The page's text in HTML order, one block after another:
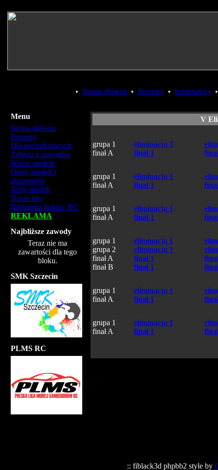
• Strona główna • Przepisy • Informatory
Menu
Strona główna
Przepisy
Dla początkujących
Zdjęcia z zawodów
Wasze modele
Opisy modeli i
akcesoriów
Testy modeli
Nasze tory
Biblioteka linków RC
REKLAMA
Najbliższe zawody
Teraz nie ma
zawartości dla tego
bloku.
SMK Szczecin
PLMS RC
V
grupa 1 eliminacja 1
finał A
finał 1
grupa 1 eliminacja 1
finał A
finał 1
grupa 1 eliminacja 1
finał A
finał 1
grupa 1 eliminacja 1
grupa 2
eliminacja 1
finał A
finał 1
finał B
finał 1
grupa 1 eliminacja 1
finał A
finał 1
grupa 1 eliminacja 1
finał A
finał 1
:: fiblack3d phpbb2 style by